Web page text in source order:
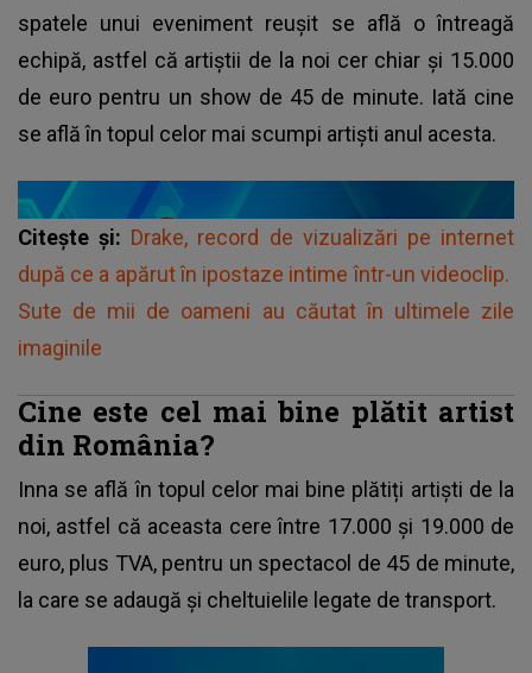
spatele unui eveniment reușit se află o întreagă
echipă, astfel că artiștii de la noi cer chiar și 15.000
de euro pentru un show de 45 de minute. Iată cine
se află în topul celor mai scumpi artiști anul acesta.
Citește și: Drake, record de vizualizări pe internet
după ce a apărut în ipostaze intime într-un videoclip. ​
Sute de mii de oameni au căutat în ultimele zile
imaginile
Cine este cel mai bine plătit artist
din România?
Inna se află în topul celor mai bine plătiți artiști de la
noi, astfel că aceasta cere între 17.000 și 19.000 de
euro, plus TVA, pentru un spectacol de 45 de minute,
la care se adaugă și cheltuielile legate de transport.